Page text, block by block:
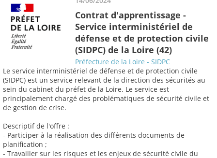
Contrat d'apprentissage -
Service interministériel de
défense et de protection civile
(SIDPC) de la Loire (42)
Préfecture de la Loire - SIDPC
Le service interministériel de défense et de protection civile
(SIDPC) est un service relevant de la direction des sécurités au
sein du cabinet du préfet de la Loire. Le service est
principalement chargé des problématiques de sécurité civile et
de gestion de crise.
Descriptif de l'offre :
- Participer à la réalisation des différents documents de
planification ;
- Travailler sur les risques et les enjeux de sécurité civile du